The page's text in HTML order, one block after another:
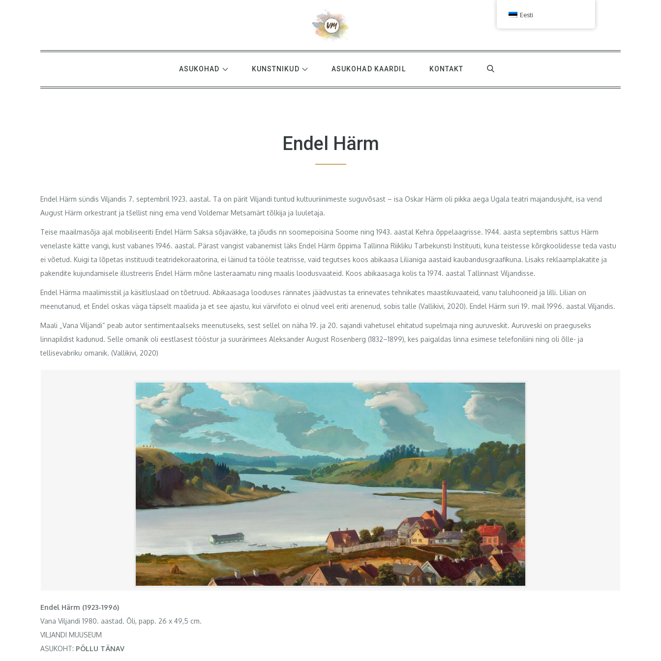
ASUKOHAD KUNSTNIKUD ASUKOHAD KAARDIL KONTAKT
Endel Härm
Endel Härm sündis Viljandis 7. septembril 1923. aastal. Ta on pärit Viljandi tuntud kultuuriinimeste suguvõsast – isa Oskar Härm oli pikka aega Ugala teatri majandusjuht, isa vend
August Härm orkestrant ja tšellist ning ema vend Voldemar Metsamärt tõlkija ja luuletaja.
Teise maailmasõja ajal mobiliseeriti Endel Härm Saksa sõjaväkke, ta jõudis nn soomepoisina Soome ning 1943. aastal Kehra õppelaagrisse. 1944. aasta septembris sattus Härm
venelaste kätte vangi, kust vabanes 1946. aastal. Pärast vangist vabanemist läks Endel Härm õppima Tallinna Riikliku Tarbekunsti Instituuti, kuna teistesse kõrgkoolidesse teda vastu
ei võetud. Kuigi ta lõpetas instituudi teatridekoraatorina, ei läinud ta tööle teatrisse, vaid tegutses koos abikaasa Lilianiga aastaid kaubandusgraafikuna. Lisaks reklaamplakatite ja
pakendite kujundamisele illustreeris Endel Härm mõne lasteraamatu ning maalis loodusvaateid. Koos abikaasaga kolis ta 1974. aastal Tallinnast Viljandisse.
Endel Härma maalimisstiil ja käsitluslaad on tõetruud. Abikaasaga looduses rännates jäädvustas ta erinevates tehnikates maastikuvaateid, vanu taluhooneid ja lilli. Lilian on
meenutanud, et Endel oskas väga täpselt maalida ja et see ajastu, kui värvifoto ei olnud veel eriti arenenud, sobis talle (Vallikivi, 2020). Endel Härm suri 19. mail 1996. aastal Viljandis.
Maali „Vana Viljandi“ peab autor sentimentaalseks meenutuseks, sest sellel on näha 19. ja 20. sajandi vahetusel ehitatud supelmaja ning auruveskit. Auruveski on praeguseks
linnapildist kadunud. Selle omanik oli eestlasest tööstur ja suurärimees Aleksander August Rosenberg (1832–1899), kes paigaldas linna esimese telefoniliini ning oli õlle- ja
tellisevabriku omanik. (Vallikivi, 2020)
Endel Härm (1923-1996)
Vana Viljandi 1980. aastad. Õli, papp. 26 x 49,5 cm.
VILJANDI MUUSEUM
ASUKOHT: PÕLLU TÄNAV
Eesti